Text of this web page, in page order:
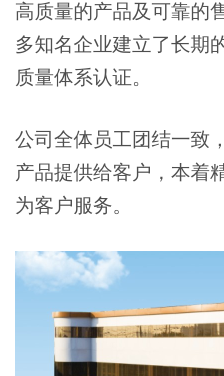
高质量的产品及可靠的
多知名企业建立了长期
质量体系认证。
公司全体员工团结一致
产品提供给客户，本着
为客户服务。